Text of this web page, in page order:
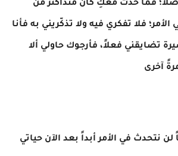
فما حدث معكِ كان منذأكثر من
فلا تفكري فيه ولا تذكّريني به فأنا
تضايقني فعلاً، فأرجوك حاولي ألا
آخرى
نتحدث في الأمر أبداً بعد الآن حياتي